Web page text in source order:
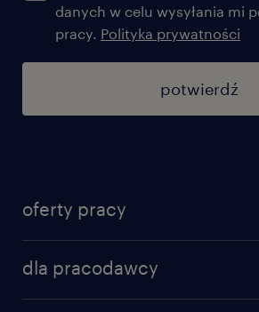
danych w celu wysyłania mi
pracy. Polityka prywatności
potwierdź
oferty pracy
specjalizacje
dla pracodawcy